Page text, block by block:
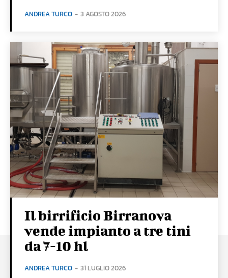
ANDREA TURCO - 3 AGOSTO 2026
Il birrificio Birranova
vende impianto a tre tini
da 7-10 hl
ANDREA TURCO - 31 LUGLIO 2026